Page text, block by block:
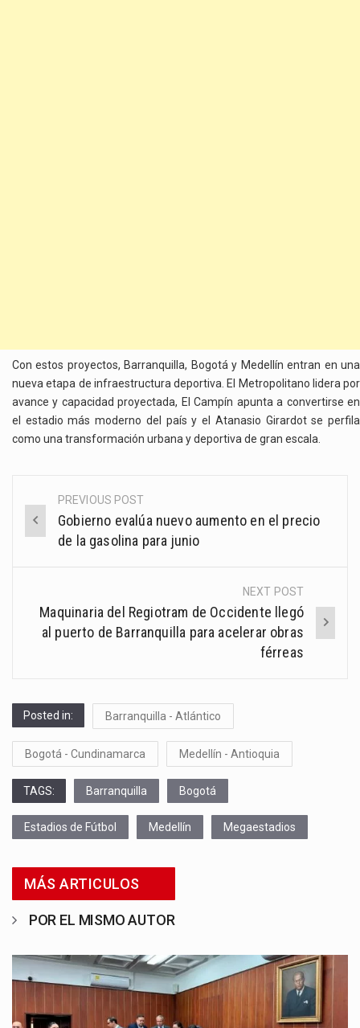
Con estos proyectos, Barranquilla, Bogotá y Medellín entran en una
nueva etapa de infraestructura deportiva. El Metropolitano lidera por
avance y capacidad proyectada, El Campín apunta a convertirse en
el estadio más moderno del país y el Atanasio Girardot se perfila
como una transformación urbana y deportiva de gran escala.
Post
navigation
PREVIOUS POST
Gobierno evalúa nuevo aumento en el precio
de la gasolina para junio
NEXT POST
Maquinaria del Regiotram de Occidente llegó
al puerto de Barranquilla para acelerar obras
férreas
Posted in: Barranquilla - Atlántico
Bogotá - Cundinamarca Medellín - Antioquia
TAGS: Barranquilla Bogotá
Estadios de Fútbol Medellín Megaestadios
MÁS ARTICULOS
POR EL MISMO AUTOR